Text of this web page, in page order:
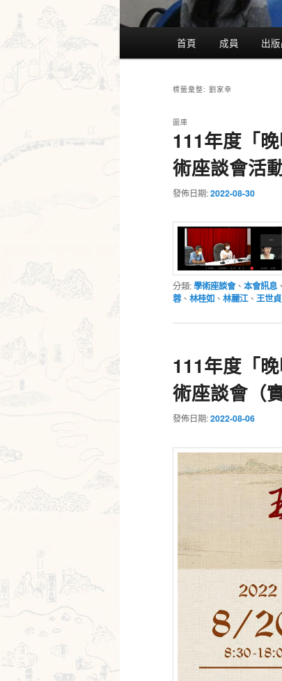
首頁 成員 出
標籤彙整: 劉家幸
111年度「
術座談會活
圖庫
發佈日期:2022-08-30
分類:學術座談會、 本會訊息 、
蓉、 林桂如 、 林麗江、 王世貞
111年度「
術座談會（
發佈日期:2022-08-06